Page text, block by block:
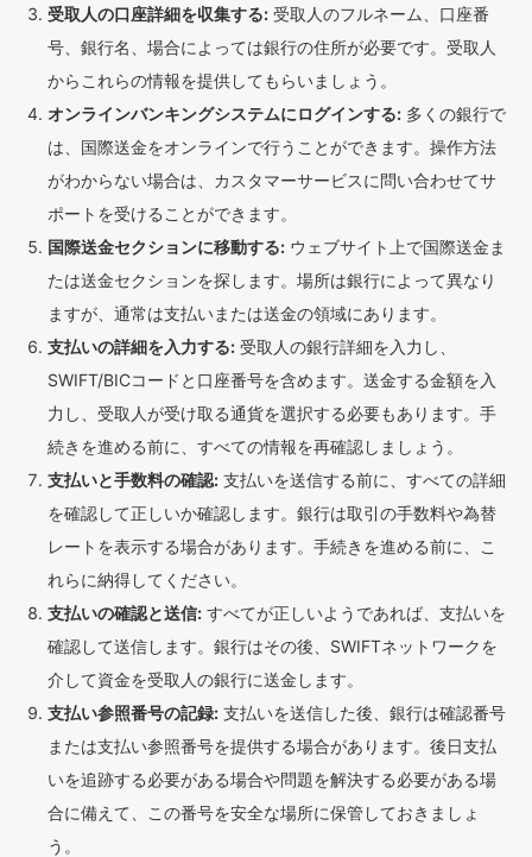
受取人の口座詳細を収集する: 受取人のフルネーム、口座番
号、銀行名、場合によっては銀行の住所が必要です。受取人
からこれらの情報を提供してもらいましょう。
オンラインバンキングシステムにログインする: 多くの銀行で
は、国際送金をオンラインで行うことができます。操作方法
がわからない場合は、カスタマーサービスに問い合わせてサ
ポートを受けることができます。
国際送金セクションに移動する: ウェブサイト上で国際送金ま
たは送金セクションを探します。場所は銀行によって異なり
ますが、通常は支払いまたは送金の領域にあります。
支払いの詳細を入力する: 受取人の銀行詳細を入力し、
SWIFT/BICコードと口座番号を含めます。送金する金額を入
力し、受取人が受け取る通貨を選択する必要もあります。手
続きを進める前に、すべての情報を再確認しましょう。
支払いと手数料の確認: 支払いを送信する前に、すべての詳細
を確認して正しいか確認します。銀行は取引の手数料や為替
レートを表示する場合があります。手続きを進める前に、こ
れらに納得してください。
支払いの確認と送信: すべてが正しいようであれば、支払いを
確認して送信します。銀行はその後、SWIFTネットワークを
介して資金を受取人の銀行に送金します。
支払い参照番号の記録: 支払いを送信した後、銀行は確認番号
または支払い参照番号を提供する場合があります。後日支払
いを追跡する必要がある場合や問題を解決する必要がある場
合に備えて、この番号を安全な場所に保管しておきましょ
う。